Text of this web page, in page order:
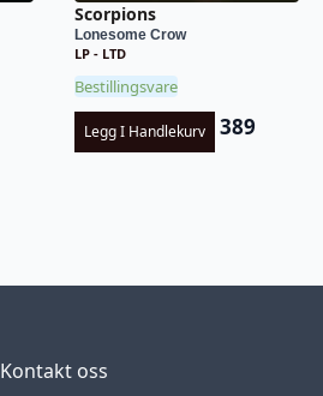
Scorpions
Lonesome Crow
LP - LTD
Bestillingsvare
Legg I Handlekurv 389
Kontakt oss